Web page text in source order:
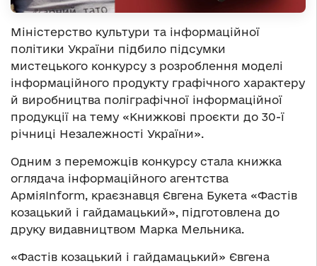
Міністерство культури та інформаційної
політики України підбило підсумки
мистецького конкурсу з розроблення моделі
інформаційного продукту графічного характеру
й виробництва поліграфічної інформаційної
продукції на тему «Книжкові проєкти до 30-ї
річниці Незалежності України».
Одним з переможців конкурсу стала книжка
оглядача інформаційного агентства
АрміяInform, краєзнавця Євгена Букета «Фастів
козацький і гайдамацький», підготовлена до
друку видавництвом Марка Мельника.
«Фастів козацький і гайдамацький» Євгена